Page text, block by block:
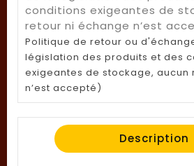
Politique de retour ou
législation des produits et des
exigeantes de stockage, aucun
n’est accepté)
Description